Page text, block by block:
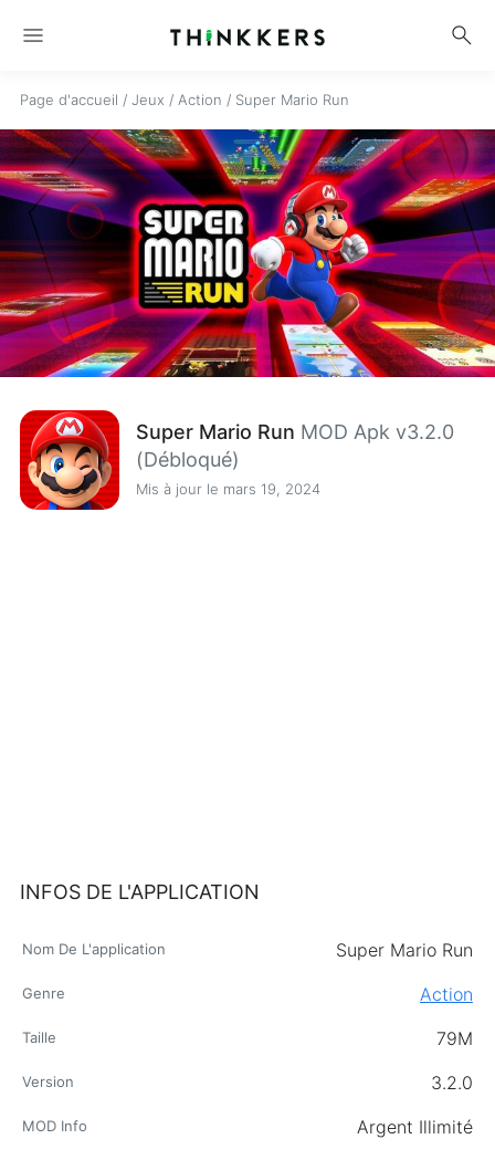
menu search
Page d'accueil / Jeux / Action / Super Mario Run
Super Mario Run MOD Apk v3.2.0
(Débloqué)
Mis à jour le mars 19, 2024
INFOS DE L'APPLICATION
Nom De L'application Super Mario Run
Genre Action
Taille 79M
Version 3.2.0
MOD Info Argent Illimité